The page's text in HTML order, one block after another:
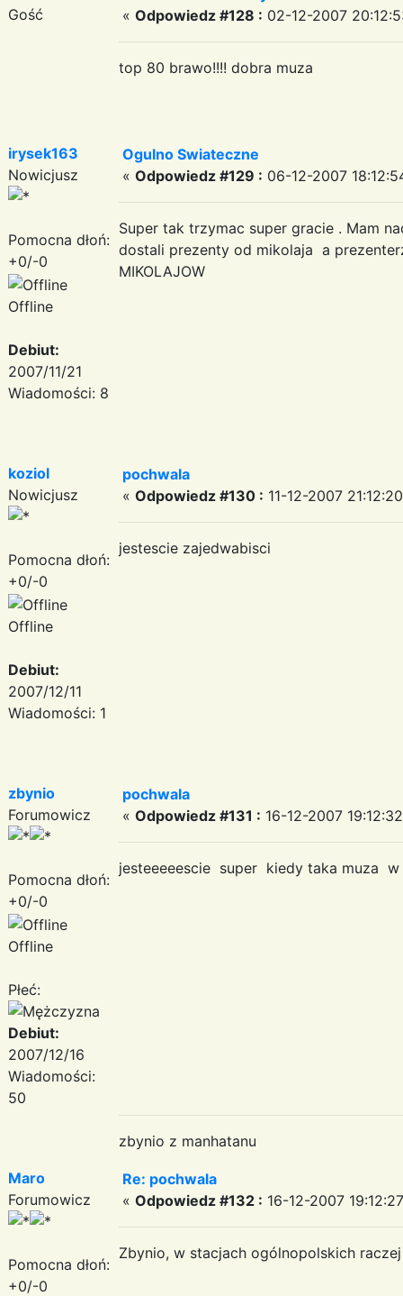
Gość
« Odpowiedz #128 : 02-12-2007
top 80 brawo!!!! dobra muza
irysek163
Nowicjusz
Pomocna dłoń:
+0/-0
Offline
Debiut:
2007/11/21
Wiadomości: 8
Ogulno Swiateczne
« Odpowiedz #129 : 06-12-2007
Super tak trzymac super gracie . Mam
dostali prezenty od mikolaja a
MIKOLAJOW
koziol
Nowicjusz
Pomocna dłoń:
+0/-0
Offline
Debiut:
2007/12/11
Wiadomości: 1
pochwala
« Odpowiedz #130 : 11-12-2007
jestescie zajedwabisci
zbynio
Forumowicz
Pomocna dłoń:
+0/-0
Offline
Płeć:
Debiut:
2007/12/16
Wiadomości:
50
pochwala
« Odpowiedz #131 : 16-12-2007
jesteeeeescie super kiedy taka muza
zbynio z manhatanu
Maro
Forumowicz
Pomocna dłoń:
+0/-0
Re: pochwala
« Odpowiedz #132 : 16-12-2007
Zbynio, w stacjach ogólnopolskich